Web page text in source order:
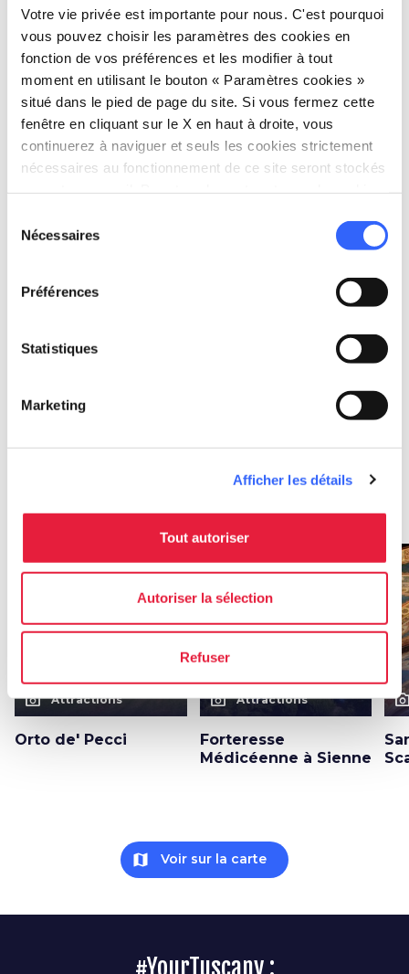
Votre vie privée est importante pour nous. C'est pourquoi
vous pouvez choisir les paramètres des cookies en
fonction de vos préférences et les modifier à tout
moment en utilisant le bouton « Paramètres cookies »
situé dans le pied de page du site. Si vous fermez cette
fenêtre en cliquant sur le X en haut à droite, vous
continuerez à naviguer et seuls les cookies strictement
nécessaires au fonctionnement de ce site seront stockés
Nécessaires
Préférences
Statistiques
Marketing
Afficher les détails
Tout autoriser
Autoriser la sélection
Refuser
Italia
language Site web
https://www.contradadelloca.it/ open_in_new
Planifier
hotel Où dormir ? (en anglais) chevron_right
holiday_village Forfaits et séjours chevron_right
celebration chevron_right
arrow_forward
photo_camera Attractions
Orto de' Pecci
favorite_border
photo_camera Attractions
Forteresse
Médicéenne à Sienne
favorite_border
map Voir sur la carte
#YourTuscany :